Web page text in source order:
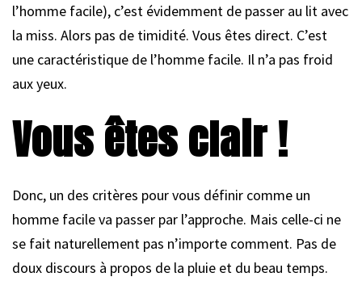
l’homme facile), c’est évidemment de passer au lit avec
la miss. Alors pas de timidité. Vous êtes direct. C’est
une caractéristique de l’homme facile. Il n’a pas froid
aux yeux.
Vous êtes clair !
Donc, un des critères pour vous définir comme un
homme facile va passer par l’approche. Mais celle-ci ne
se fait naturellement pas n’importe comment. Pas de
doux discours à propos de la pluie et du beau temps.